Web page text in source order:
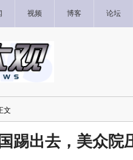
视频 博客 论坛
文
踢出去，美众院